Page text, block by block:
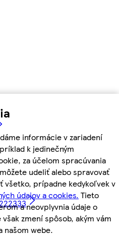
informácie v zariadení
k jedinečným
za účelom spracúvania
udeliť alebo spravovať
prípadne kedykoľvek v
údajov a cookies. Tieto
a neovplyvnia údaje o
zmení spôsob, akým vám
našom webe.